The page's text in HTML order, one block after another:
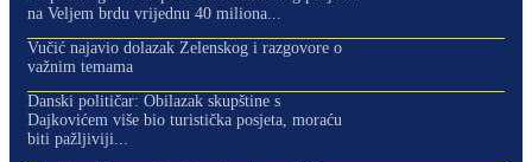
na Veljem brdu vrijednu 40 miliona...
Vučić najavio dolazak Zelenskog i razgovore o
važnim temama
Danski političar: Obilazak skupštine s
Dajkovićem više bio turistička posjeta, moraću
biti pažljiviji...